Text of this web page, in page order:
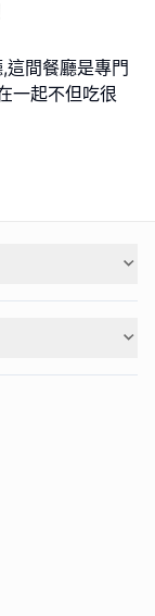
這間餐廳是專門
一起不但吃很